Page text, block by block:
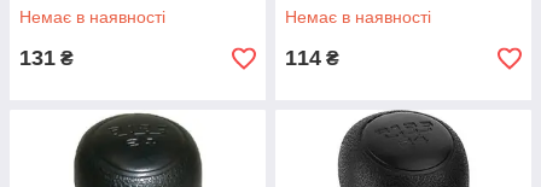
Немає в наявності
131 ₴
Немає в наявності
114 ₴